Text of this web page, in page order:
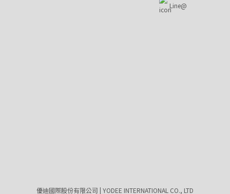
Line@
優迪國際股份有限公司 | YODEE INTERNATIONAL CO., LTD